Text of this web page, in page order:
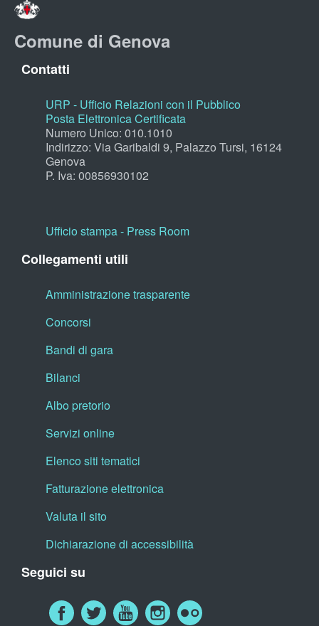
Comune di Genova
Contatti
URP - Ufficio Relazioni con il Pubblico
Posta Elettronica Certificata
Numero Unico: 010.1010
Indirizzo: Via Garibaldi 9, Palazzo Tursi, 16124
Genova
P. Iva: 00856930102
Ufficio stampa - Press Room
Collegamenti utili
Amministrazione trasparente
Concorsi
Bandi di gara
Bilanci
Albo pretorio
Servizi online
Elenco siti tematici
Fatturazione elettronica
Valuta il sito
Dichiarazione di accessibilità
Seguici su